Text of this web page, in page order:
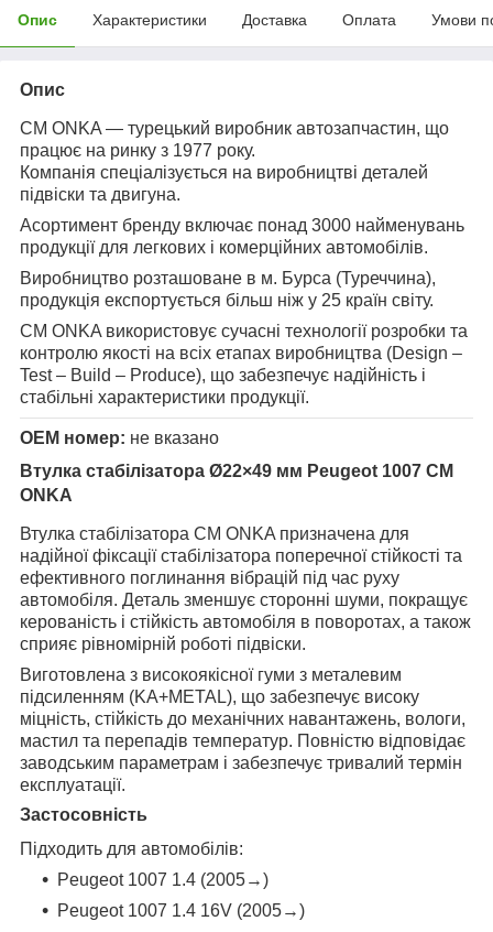
Опис Характеристики Доставка Оплата Умови
Опис
CM ONKA — турецький виробник автозапчастин, що
працює на ринку з 1977 року.
Компанія спеціалізується на виробництві деталей
підвіски та двигуна.
Асортимент бренду включає понад 3000 найменувань
продукції для легкових і комерційних автомобілів.
Виробництво розташоване в м. Бурса (Туреччина),
продукція експортується більш ніж у 25 країн світу.
CM ONKA використовує сучасні технології розробки та
контролю якості на всіх етапах виробництва (Design –
Test – Build – Produce), що забезпечує надійність і
стабільні характеристики продукції.
OEM номер: не вказано
Втулка стабілізатора Ø22×49 мм Peugeot 1007 CM
ONKA
Втулка стабілізатора CM ONKA призначена для
надійної фіксації стабілізатора поперечної стійкості та
ефективного поглинання вібрацій під час руху
автомобіля. Деталь зменшує сторонні шуми, покращує
керованість і стійкість автомобіля в поворотах, а також
сприяє рівномірній роботі підвіски.
Виготовлена з високоякісної гуми з металевим
підсиленням (KA+METAL), що забезпечує високу
міцність, стійкість до механічних навантажень, вологи,
мастил та перепадів температур. Повністю відповідає
заводським параметрам і забезпечує тривалий термін
експлуатації.
Застосовність
Підходить для автомобілів:
Peugeot 1007 1.4 (2005→)
Peugeot 1007 1.4 16V (2005→)